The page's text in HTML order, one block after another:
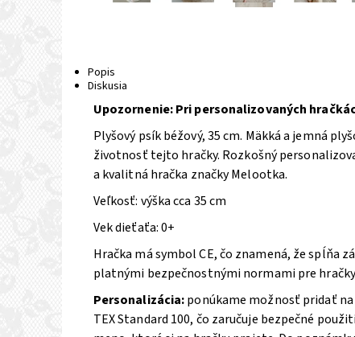
Popis
Diskusia
Upozornenie: Pri personalizovaných
Plyšový psík béžový, 35 cm. Mäkká a jemná
životnosť tejto hračky. Rozkošný
a kvalitná hračka značky Melootka.
Veľkosť: výška cca 35 cm
Vek dieťaťa: 0+
Hračka má symbol CE, čo znamená, že spĺňa
platnými bezpečnostnými normami pre
Personalizácia:ponúkame možnosť pridať na
TEX Standard 100, čo zaručuje bezpečné